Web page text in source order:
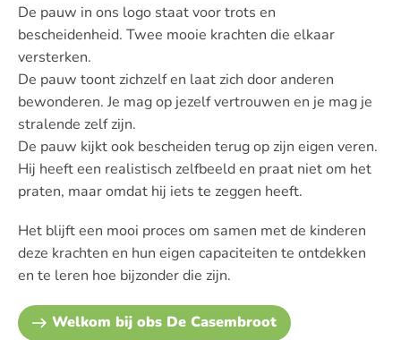
De pauw in ons logo staat voor trots en
bescheidenheid. Twee mooie krachten die elkaar
versterken.
De pauw toont zichzelf en laat zich door anderen
bewonderen. Je mag op jezelf vertrouwen en je mag je
stralende zelf zijn.
De pauw kijkt ook bescheiden terug op zijn eigen veren.
Hij heeft een realistisch zelfbeeld en praat niet om het
praten, maar omdat hij iets te zeggen heeft.
Het blijft een mooi proces om samen met de kinderen
deze krachten en hun eigen capaciteiten te ontdekken
en te leren hoe bijzonder die zijn.
Welkom bij obs De Casembroot